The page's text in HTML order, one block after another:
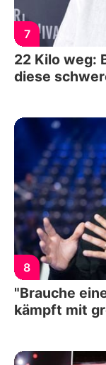
7
22 Kilo weg:
diese
8
"Brauche
kämpft mit